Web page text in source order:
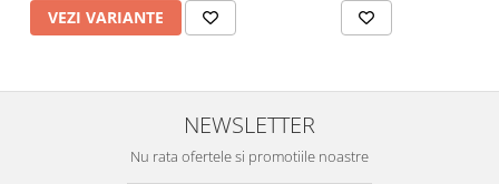
VEZI VARIANTE
NEWSLETTER
Nu rata ofertele si promotiile noastre